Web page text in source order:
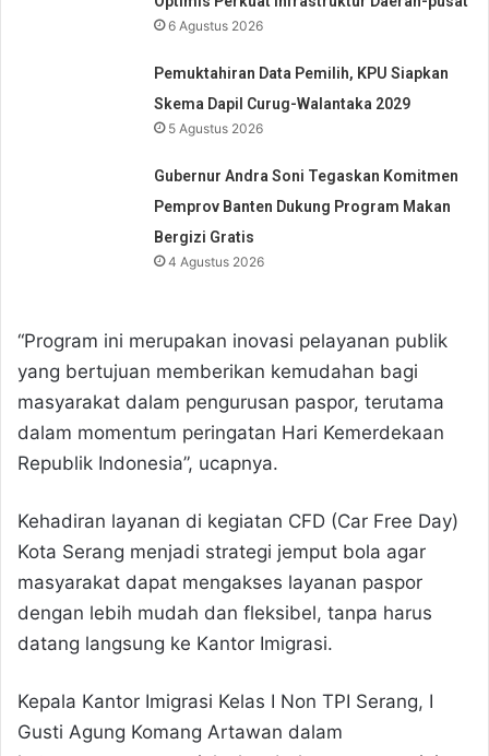
6 Agustus 2026
Pemuktahiran Data Pemilih, KPU Siapkan
Skema Dapil Curug-Walantaka 2029
5 Agustus 2026
Gubernur Andra Soni Tegaskan Komitmen
Pemprov Banten Dukung Program Makan
Bergizi Gratis
4 Agustus 2026
“Program ini merupakan inovasi pelayanan publik
yang bertujuan memberikan kemudahan bagi
masyarakat dalam pengurusan paspor, terutama
dalam momentum peringatan Hari Kemerdekaan
Republik Indonesia”, ucapnya.
Kehadiran layanan di kegiatan CFD (Car Free Day)
Kota Serang menjadi strategi jemput bola agar
masyarakat dapat mengakses layanan paspor
dengan lebih mudah dan fleksibel, tanpa harus
datang langsung ke Kantor Imigrasi.
Kepala Kantor Imigrasi Kelas I Non TPI Serang, I
Gusti Agung Komang Artawan dalam